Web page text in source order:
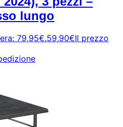
lungo
79,95€.59,90€Il prezzo